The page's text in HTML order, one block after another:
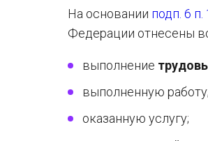
На основании подп. 6 п.
Федерации отнесены
выполнение
выполненную работу;
оказанную услугу;